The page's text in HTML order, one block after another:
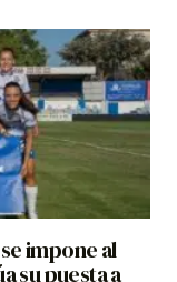
impone al
su puesta a